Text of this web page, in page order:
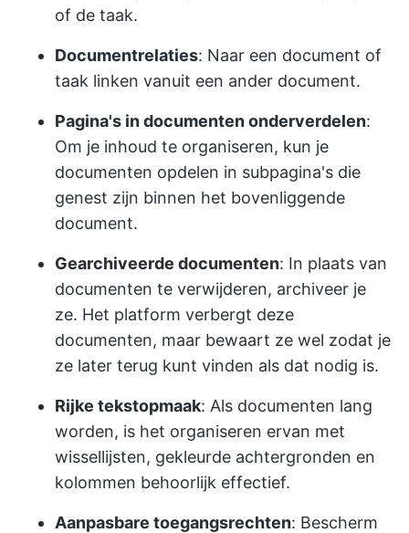
of de taak.
Documentrelaties: Naar een document of
taak linken vanuit een ander document.
Pagina's in documenten onderverdelen:
Om je inhoud te organiseren, kun je
documenten opdelen in subpagina's die
genest zijn binnen het bovenliggende
document.
Gearchiveerde documenten: In plaats van
documenten te verwijderen, archiveer je
ze. Het platform verbergt deze
documenten, maar bewaart ze wel zodat je
ze later terug kunt vinden als dat nodig is.
Rijke tekstopmaak: Als documenten lang
worden, is het organiseren ervan met
wissellijsten, gekleurde achtergronden en
kolommen behoorlijk effectief.
Aanpasbare toegangsrechten: Bescherm